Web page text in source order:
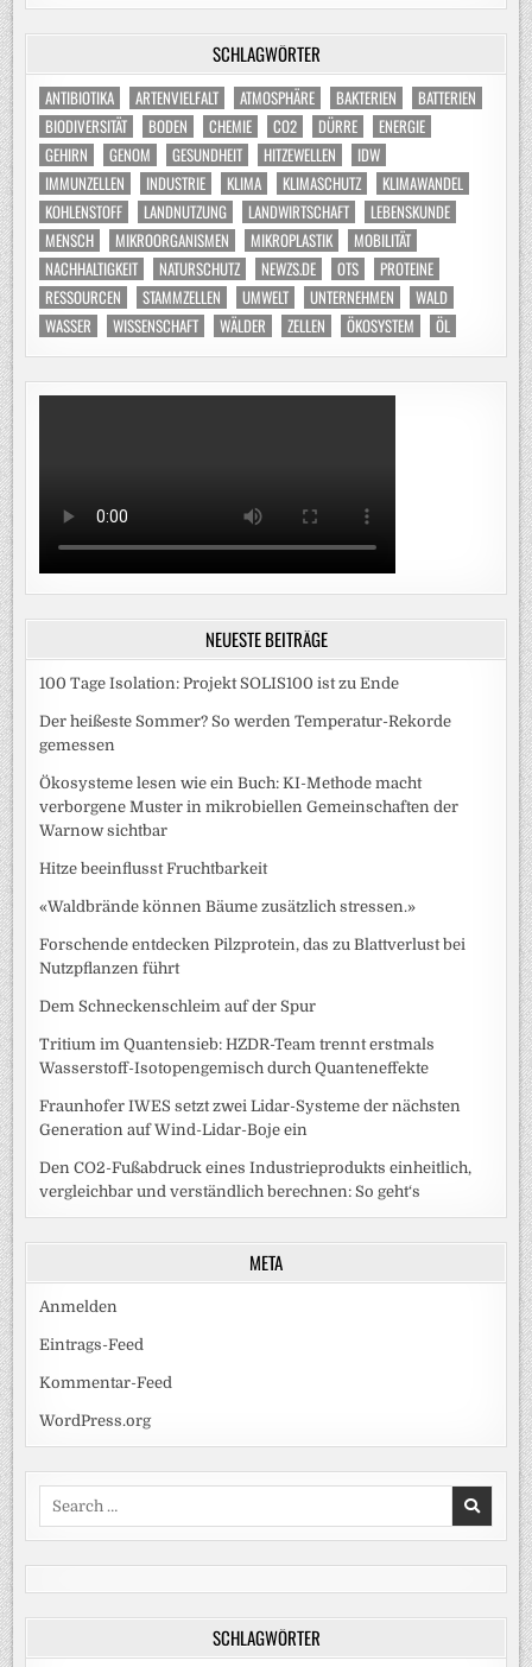
SCHLAGWÖRTER
ANTIBIOTIKA ARTENVIELFALT ATMOSPHÄRE BAKTERIEN
BATTERIEN
BIODIVERSITÄT
BODEN CHEMIE CO2 DÜRRE
ENERGIE
GEHIRN
GENOM GESUNDHEIT HITZEWELLEN
IDW
IMMUNZELLEN
INDUSTRIE KLIMA KLIMASCHUTZ
KLIMAWANDEL
KOHLENSTOFF
LANDNUTZUNG LANDWIRTSCHAFT
LEBENSKUNDE
MENSCH
MIKROORGANISMEN MIKROPLASTIK
MOBILITÄT
NACHHALTIGKEIT
NATURSCHUTZ NEWZS.DE OTS
PROTEINE
RESSOURCEN
STAMMZELLEN UMWELT UNTERNEHMEN
WALD
WASSER
WISSENSCHAFT WÄLDER ZELLEN ÖKOSYSTEM ÖL
NEUESTE BEITRÄGE
100 Tage Isolation: Projekt SOLIS100 ist zu Ende
Der heißeste Sommer? So werden Temperatur-Rekorde
gemessen
Ökosysteme lesen wie ein Buch: KI-Methode macht
verborgene Muster in mikrobiellen Gemeinschaften der
Warnow sichtbar
Hitze beeinflusst Fruchtbarkeit
«Waldbrände können Bäume zusätzlich stressen.»
Forschende entdecken Pilzprotein, das zu Blattverlust bei
Nutzpflanzen führt
Dem Schneckenschleim auf der Spur
Tritium im Quantensieb: HZDR-Team trennt erstmals
Wasserstoff-Isotopengemisch durch Quanteneffekte
Fraunhofer IWES setzt zwei Lidar-Systeme der nächsten
Generation auf Wind-Lidar-Boje ein
Den CO2-Fußabdruck eines Industrieprodukts einheitlich,
vergleichbar und verständlich berechnen: So geht‘s
META
Anmelden
Eintrags-Feed
Kommentar-Feed
WordPress.org
SCHLAGWÖRTER